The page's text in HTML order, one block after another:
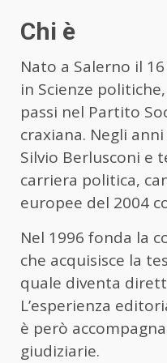
Chi è
Nato a Salerno il
in Scienze
passi nel Partito
craxiana. Negli
Silvio Berlusconi e
carriera politica,
europee del 2004
Nel 1996 fonda la
che acquisisce la
quale diventa
L’esperienza
è però
giudiziarie.